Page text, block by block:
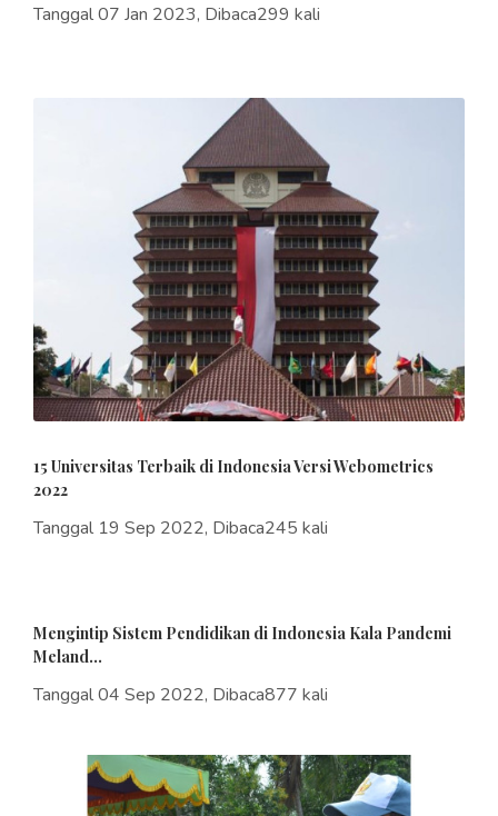
Tanggal 07 Jan 2023, Dibaca299 kali
15 Universitas Terbaik di Indonesia Versi Webometrics
2022
Tanggal 19 Sep 2022, Dibaca245 kali
Mengintip Sistem Pendidikan di Indonesia Kala Pandemi
Meland...
Tanggal 04 Sep 2022, Dibaca877 kali